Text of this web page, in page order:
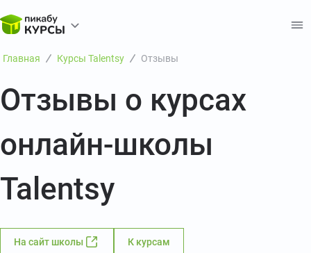
Главная Курсы Talentsy Отзывы
Отзывы о курсах
онлайн-школы
Talentsy
На сайт школы К курсам